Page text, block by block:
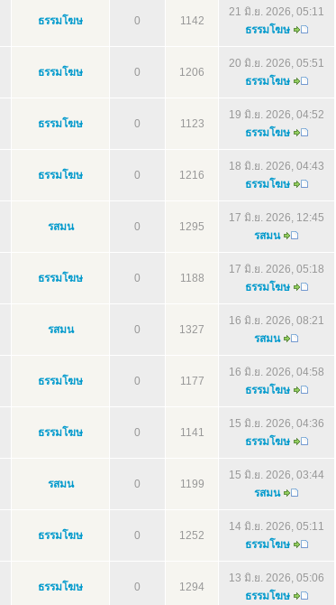
ธรรมโฆษ 0 1142
21 มิ.ย. 2026, 05:11
ธรรมโฆษ
ธรรมโฆษ 0 1206
20 มิ.ย. 2026, 05:51
ธรรมโฆษ
ธรรมโฆษ 0 1123
19 มิ.ย. 2026, 04:52
ธรรมโฆษ
ธรรมโฆษ 0 1216
18 มิ.ย. 2026, 04:43
ธรรมโฆษ
รสมน 0 1295
17 มิ.ย. 2026, 12:45
รสมน
ธรรมโฆษ 0 1188
17 มิ.ย. 2026, 05:18
ธรรมโฆษ
รสมน 0 1327
16 มิ.ย. 2026, 08:21
รสมน
ธรรมโฆษ 0 1177
16 มิ.ย. 2026, 04:58
ธรรมโฆษ
ธรรมโฆษ 0 1141
15 มิ.ย. 2026, 04:36
ธรรมโฆษ
รสมน 0 1199
15 มิ.ย. 2026, 03:44
รสมน
ธรรมโฆษ 0 1252
14 มิ.ย. 2026, 05:11
ธรรมโฆษ
ธรรมโฆษ 0 1294
13 มิ.ย. 2026, 05:06
ธรรมโฆษ